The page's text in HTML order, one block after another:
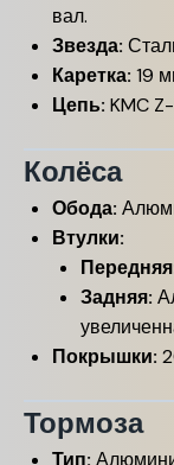
вал.
Звезда:
Каретка: 19
Цепь: KMC
Колёса
Обода:
Втулки:
Задняя:
Покрышки:
Тормоза
Тип: